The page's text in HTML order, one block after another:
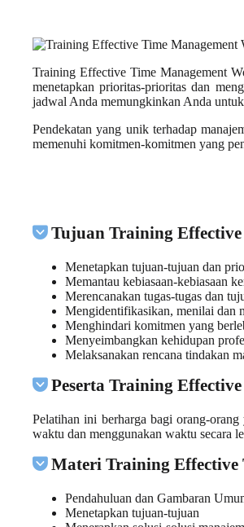
Training Effective Time Management
menetapkan prioritas-prioritas dan
jadwal Anda memungkinkan Anda
Pendekatan yang unik terhadap
memenuhi komitmen-komitmen yang
Tujuan Training
Menetapkan tujuan-tujuan dan
Memantau kebiasaan-kebiasaan
Merencanakan tugas-tugas dan
Mengidentifikasikan, menilai dan
Menghindari komitmen yang
Menyeimbangkan kehidupan
Melaksanakan rencana tindakan
Peserta Training
Pelatihan ini berharga bagi orang-
waktu dan menggunakan waktu secara
Materi Training Effective
Pendahuluan dan Gambaran
Menetapkan tujuan-tujuan